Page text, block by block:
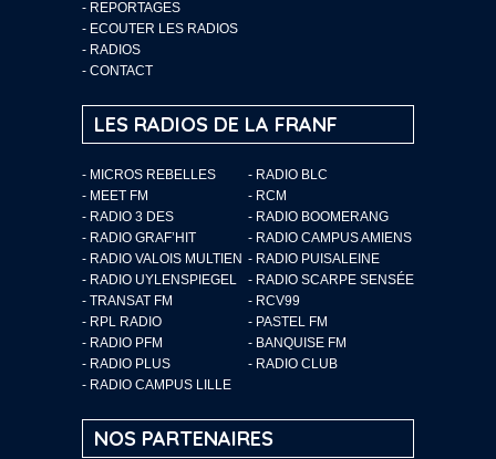
- REPORTAGES
- ECOUTER LES RADIOS
- RADIOS
- CONTACT
LES RADIOS DE LA FRANF
- MICROS REBELLES
- RADIO BLC
- MEET FM
- RCM
- RADIO 3 DES
- RADIO BOOMERANG
- RADIO GRAF’HIT
- RADIO CAMPUS AMIENS
- RADIO VALOIS MULTIEN - RADIO PUISALEINE
- RADIO UYLENSPIEGEL
- RADIO SCARPE SENSÉE
- TRANSAT FM
- RCV99
- RPL RADIO
- PASTEL FM
- RADIO PFM
- BANQUISE FM
- RADIO PLUS
- RADIO CLUB
- RADIO CAMPUS LILLE
NOS PARTENAIRES